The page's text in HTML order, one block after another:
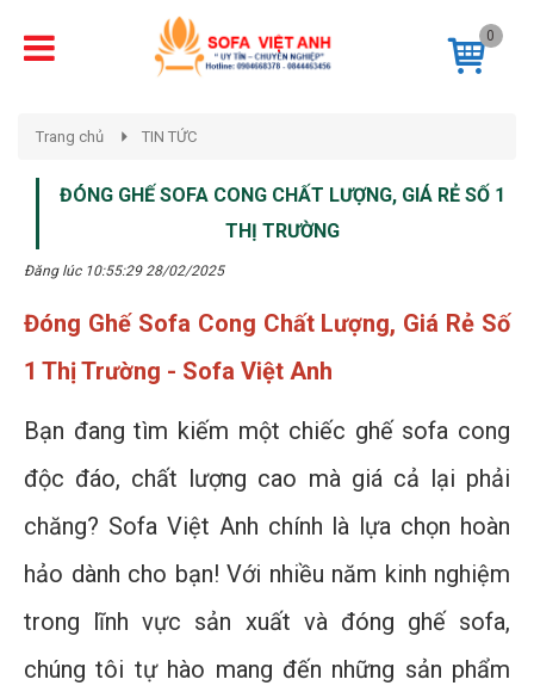
0
Trang chủ TIN TỨC
ĐÓNG GHẾ SOFA CONG CHẤT LƯỢNG, GIÁ RẺ SỐ 1
THỊ TRƯỜNG
Đăng lúc 10:55:29 28/02/2025
Đóng Ghế Sofa Cong Chất Lượng, Giá Rẻ Số
1 Thị Trường - Sofa Việt Anh
Bạn đang tìm kiếm một chiếc ghế sofa cong
độc đáo, chất lượng cao mà giá cả lại phải
chăng? Sofa Việt Anh chính là lựa chọn hoàn
hảo dành cho bạn! Với nhiều năm kinh nghiệm
trong lĩnh vực sản xuất và đóng ghế sofa,
chúng tôi tự hào mang đến những sản phẩm